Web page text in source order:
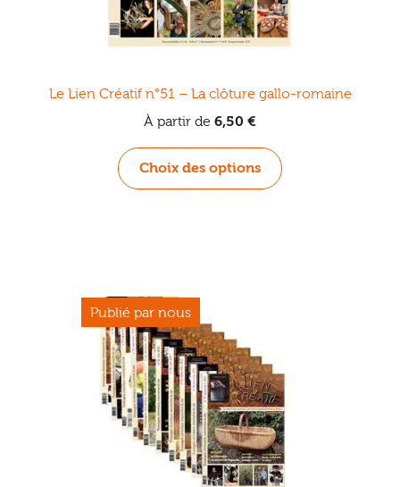
Le Lien Créatif n°51 – La clôture gallo-romaine
À partir de 6,50 €
Choix des options
Ce
produit
sur
la
page
du
produit